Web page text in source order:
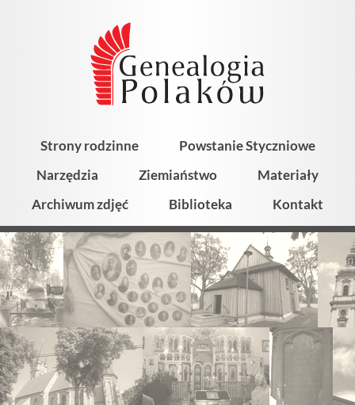
Strony rodzinne
Powstanie Styczniowe
Narzędzia
Ziemiaństwo
Materiały
Archiwum zdjęć
Biblioteka Kontakt